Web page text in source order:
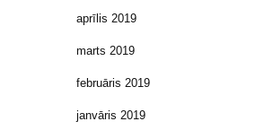
aprīlis 2019
marts 2019
februāris 2019
janvāris 2019